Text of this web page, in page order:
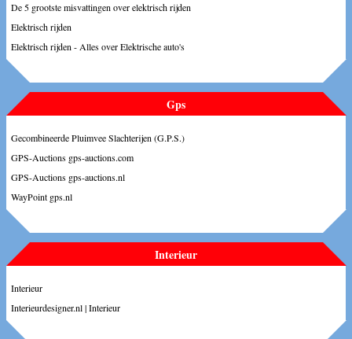
De 5 grootste misvattingen over elektrisch rijden
Elektrisch rijden
Elektrisch rijden - Alles over Elektrische auto's
Gps
Gecombineerde Pluimvee Slachterijen (G.P.S.)
GPS-Auctions gps-auctions.com
GPS-Auctions gps-auctions.nl
WayPoint gps.nl
Interieur
Interieur
Interieurdesigner.nl | Interieur